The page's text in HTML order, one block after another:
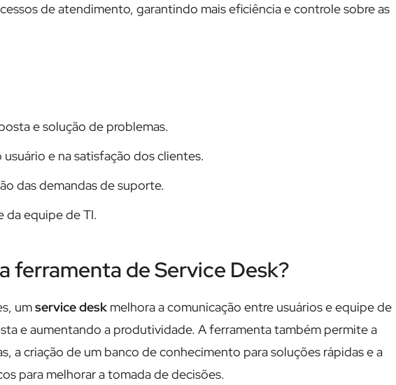
de atendimento, garantindo mais eficiência e controle sobre as
e solução de problemas.
e na satisfação dos clientes.
das demandas de suporte.
equipe de TI.
ferramenta de Service Desk?
umservice desk melhora a comunicação entre usuários e equipe de
e aumentando a produtividade. A ferramenta também permite a
a criação de um banco de conhecimento para soluções rápidas e a
para melhorar a tomada de decisões.